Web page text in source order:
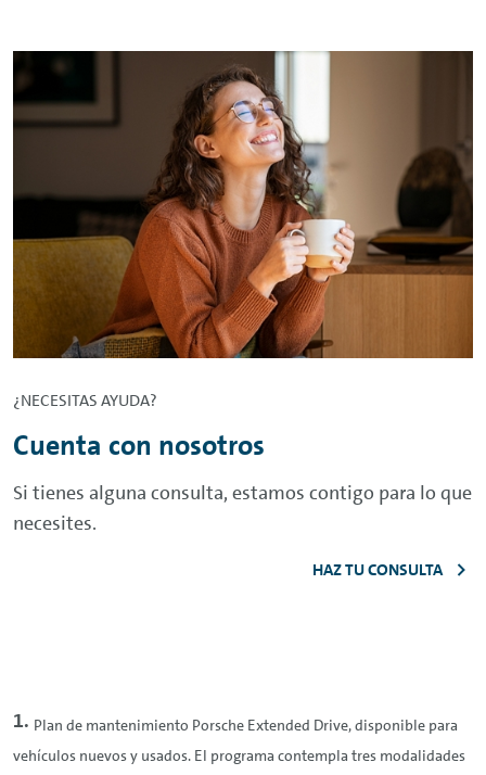
¿NECESITAS AYUDA?
Cuenta con nosotros
Si tienes alguna consulta, estamos contigo para lo que
necesites.
HAZ TU CONSULTA
Plan de mantenimiento Porsche Extended Drive, disponible para
vehículos nuevos y usados. El programa contempla tres modalidades